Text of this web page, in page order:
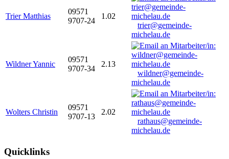
Trier Matthias
09571
9707-24
1.02
trier@gemeinde-
michelau.de
Wildner Yannic
09571
9707-34
2.13
wildner@gemeinde-
michelau.de
Wolters Christin
09571
9707-13
2.02
rathaus@gemeinde-
michelau.de
Quicklinks